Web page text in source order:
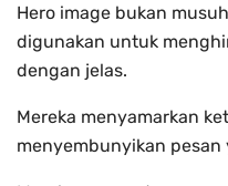
Hero image bukan
digunakan untuk
dengan jelas.
Mereka menyamarkan
menyembunyikan